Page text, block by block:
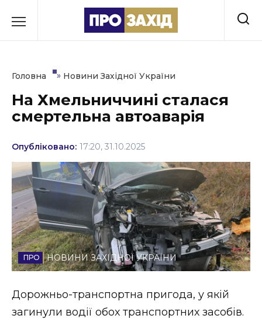
до
Культура
Освіта
Події
Політика
Соціум
Спорт
Стиль життя
Втрачений Ужгород
Головна » Новини Західної України
На Хмельниччині сталася
смертельна автоаварія
Опубліковано: 17:20, 31.10.2025
НОВИНИ ЗАХІДНОЇ УКРАЇНИ
Дорожньо-транспортна пригода, у якій
загинули водії обох транспортних засобів.